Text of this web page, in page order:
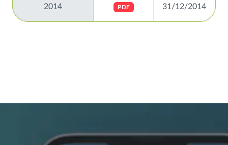
2014 PDF 31/12/2014